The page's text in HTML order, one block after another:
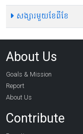
សង្សារមួយខែពីខែ
About Us
Goals & Mission
Report
About Us
Contribute